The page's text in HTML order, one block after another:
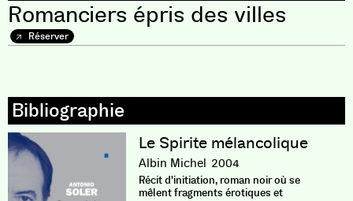
Romanciers épris des villes
Réserver
Le Spirite mélancolique
Albin Michel 2004
Récit d'initiation, roman noir où se
mêlent fragments érotiques et